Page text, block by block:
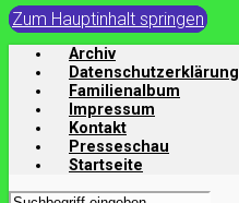
Zum Hauptinhalt springen
Archiv
Datenschutzerklärung
Familienalbum
Impressum
Kontakt
Presseschau
Startseite